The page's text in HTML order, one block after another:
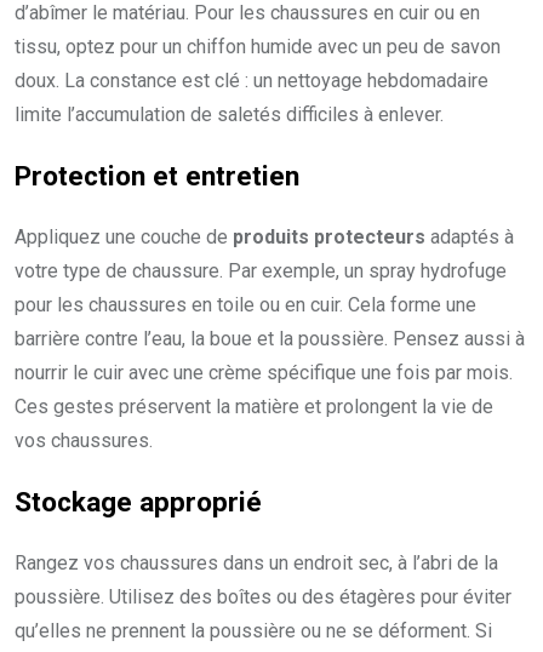
d’abîmer le matériau. Pour les chaussures en cuir ou en
tissu, optez pour un chiffon humide avec un peu de savon
doux. La constance est clé : un nettoyage hebdomadaire
limite l’accumulation de saletés difficiles à enlever.
Protection et entretien
Appliquez une couche de produits protecteurs adaptés à
votre type de chaussure. Par exemple, un spray hydrofuge
pour les chaussures en toile ou en cuir. Cela forme une
barrière contre l’eau, la boue et la poussière. Pensez aussi à
nourrir le cuir avec une crème spécifique une fois par mois.
Ces gestes préservent la matière et prolongent la vie de
vos chaussures.
Stockage approprié
Rangez vos chaussures dans un endroit sec, à l’abri de la
poussière. Utilisez des boîtes ou des étagères pour éviter
qu’elles ne prennent la poussière ou ne se déforment. Si